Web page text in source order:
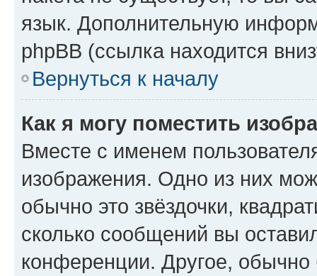
язык. Дополнительную
phpBB (ссылка находится
Вернуться к началу
Как я могу поместить
Вместе с именем
изображения. Одно из них
обычно это звёздочки,
сколько сообщений вы
конференции. Другое,